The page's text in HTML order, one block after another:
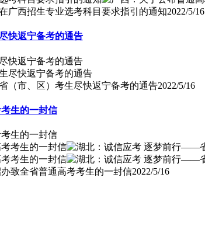
广西招生专业选考科目要求指引的通知2022/5/16
快返宁备考的通告
快返宁备考的通告
（市、区）考生尽快返宁备考的通告2022/5/16
生的一封信
生的一封信
致全省普通高考考生的一封信2022/5/16